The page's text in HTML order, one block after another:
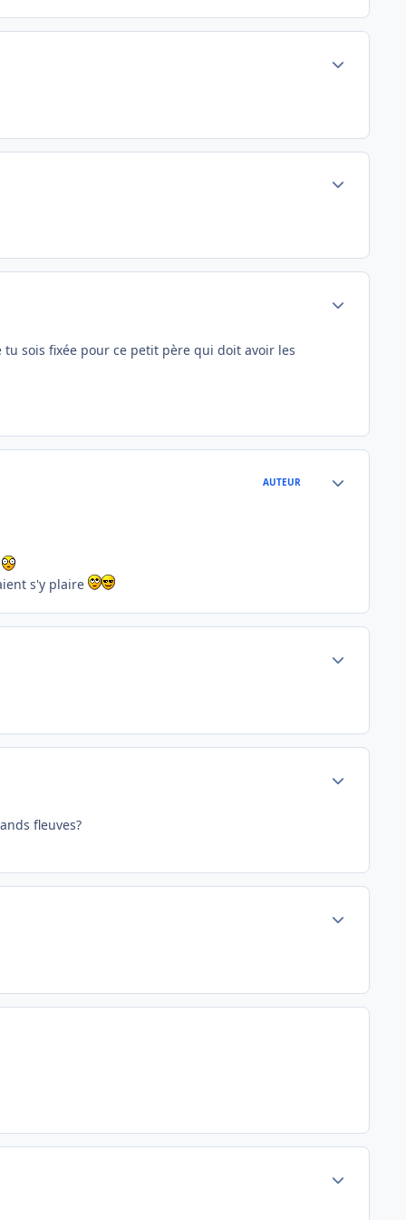
sois fixée pour ce petit père qui doit avoir les
AUTEUR
s'y plaire
fleuves?